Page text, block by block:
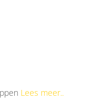
Lees meer..